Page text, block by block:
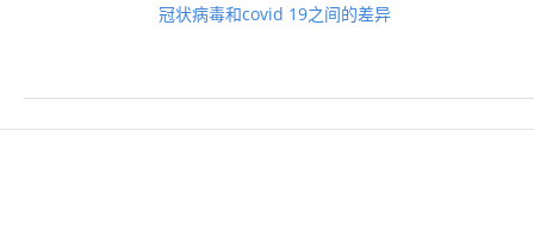
冠状病毒和covid 19之间的差异